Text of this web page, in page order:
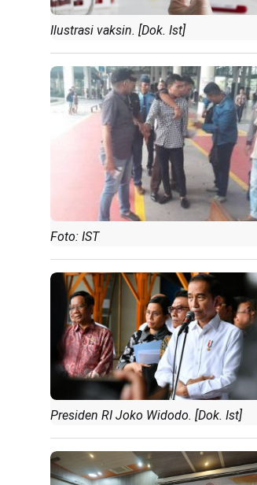
Ilustrasi vaksin. [Dok. Ist]
Foto: IST
Presiden RI Joko Widodo. [Dok. Ist]